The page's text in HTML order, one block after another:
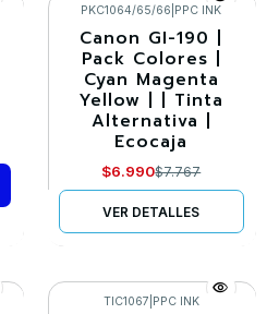
-10%
Agotado
PKC1064/65/66 PPC INK
Canon GI-190 |
Pack Colores |
Cyan Magenta
Yellow | | Tinta
Alternativa |
Ecocaja
$6.990$7.767
VER DETALLES
TIC1067 PPC INK